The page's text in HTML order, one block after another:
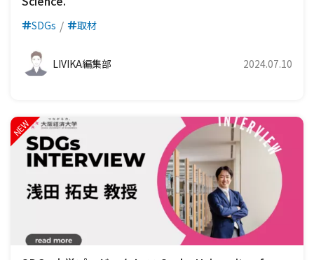
SDGs 取材
LIVIKA編集部 2024.07.10